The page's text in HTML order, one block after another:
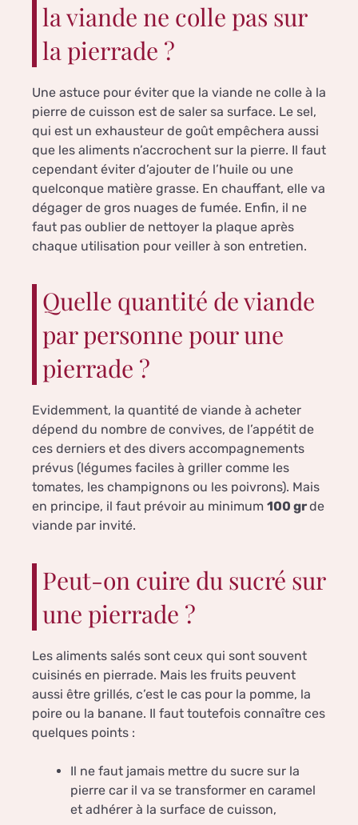
la viande ne colle pas sur
la pierrade ?
Une astuce pour éviter que la viande ne colle à la
pierre de cuisson est de saler sa surface. Le sel,
qui est un exhausteur de goût empêchera aussi
que les aliments n’accrochent sur la pierre. Il faut
cependant éviter d’ajouter de l’huile ou une
quelconque matière grasse. En chauffant, elle va
dégager de gros nuages de fumée. Enfin, il ne
faut pas oublier de nettoyer la plaque après
chaque utilisation pour veiller à son entretien.
Quelle quantité de viande
par personne pour une
pierrade ?
Evidemment, la quantité de viande à acheter
dépend du nombre de convives, de l’appétit de
ces derniers et des divers accompagnements
prévus (légumes faciles à griller comme les
tomates, les champignons ou les poivrons). Mais
en principe, il faut prévoir au minimum 100 grde
viande par invité.
Peut-on cuire du sucré sur
une pierrade ?
Les aliments salés sont ceux qui sont souvent
cuisinés en pierrade. Mais les fruits peuvent
aussi être grillés, c’est le cas pour la pomme, la
poire ou la banane. Il faut toutefois connaître ces
quelques points :
Il ne faut jamais mettre du sucre sur la
pierre car il va se transformer en caramel
et adhérer à la surface de cuisson,